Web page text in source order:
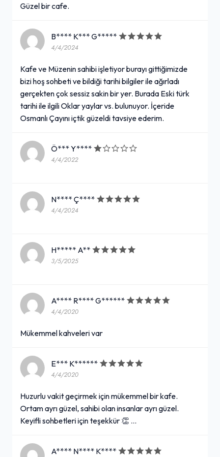
Güzel bir cafe.
B**** K*** G*****
4/4/2024
Kafe ve Müzenin sahibi işletiyor burayı gittiğimizde
bizi hoş sohbeti ve bildiği tarihi bilgiler ile ağırladı
gerçekten çok sessiz sakin bir yer. Burada Eski türk
tarihi ile ilgili Oklar yaylar vs. bulunuyor. İçeride
Osmanlı Çayını içtik güzeldi tavsiye ederim.
Ö*** Y****
4/4/2022
N**** Ç****
4/4/2024
H***** A**
3/5/2025
A**** R**** G******
4/4/2020
Mükemmel kahveleri var
E*** K******
4/4/2020
Huzurlu vakit geçirmek için mükemmel bir kafe.
Ortam ayrı güzel, sahibi olan insanlar ayrı güzel.
Keyifli sohbetleri için teşekkür 👏 …
A**** N**** K****